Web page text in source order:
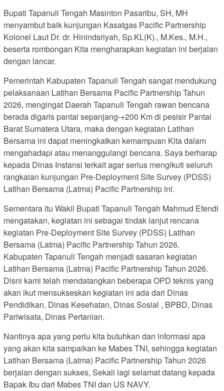
Bupati Tapanuli Tengah Masinton Pasaribu, SH, MH
menyambut baik kunjungan Kasatgas Pacific Partnership
Kolonel Laut Dr. dr. Hinindsriyah, Sp.KL(K)., M.Kes., M.H.,
beserta rombongan Kita mengharapkan kegiatan ini berjalan
dengan lancar.
Pemerintah Kabupaten Tapanuli Tengah sangat mendukung
pelaksanaan Latihan Bersama Pacific Partnership Tahun
2026, mengingat Daerah Tapanuli Tengah rawan bencana
berada digaris pantai sepanjang-+200 Km di pesisir Pantai
Barat Sumatera Utara, maka dengan kegiatan Latihan
Bersama ini dapat meningkatkan kemampuan Kita dalam
mengahadapi atau menanggulangi bencana. Saya berharap
kepada Dinas Instansi terkait agar serius mengikuti seluruh
rangkaian kunjungan Pre-Deployment Site Survey (PDSS)
Latihan Bersama (Latma) Pacific Partnership ini.
Sementara itu Wakil Bupati Tapanuli Tengah Mahmud Efendi
mengatakan, kegiatan ini sebagai tindak lanjut rencana
kegiatan Pre-Deployment Site Survey (PDSS) Latihan
Bersama (Latma) Pacific Partnership Tahun 2026.
Kabupaten Tapanuli Tengah menjadi sasaran kegiatan
Latihan Bersama (Latma) Pacific Partnership Tahun 2026.
Disni kami telah mendatangkan beberapa OPD teknis yang
akan ikut mensukseskan kegiatan ini ada dari Dinas
Pendidikan, Dinas Kesehatan, Dinas Sosial , BPBD, Dinas
Pariwisata, Dinas Pertanian.
Nantinya apa yang perlu kita butuhkan dan informasi apa
yang akan kita sampaikan ke Mabes TNI, sehingga kegiatan
Latihan Bersama (Latma) Pacific Partnership Tahun 2026
berjalan dengan sukses, Sekali lagi selamat datang kepada
Bapak Ibu dari Mabes TNI dan US NAVY.